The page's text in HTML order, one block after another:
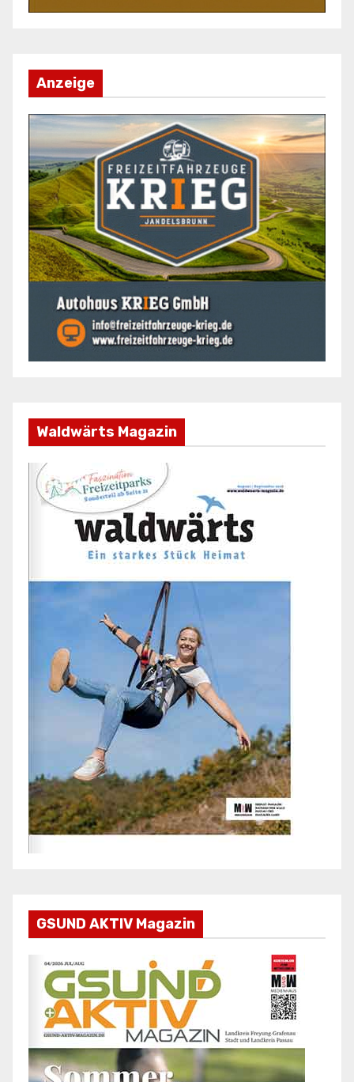
Anzeige
Waldwärts Magazin
GSUND AKTIV Magazin